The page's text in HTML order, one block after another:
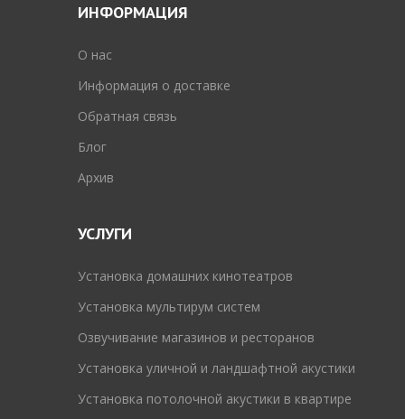
ИНФОРМАЦИЯ
O нас
Информация о доставке
Обратная связь
Блог
Архив
УСЛУГИ
Установка домашних кинотеатров
Установка мультирум систем
Озвучивание магазинов и ресторанов
Установка уличной и ландшафтной акустики
Установка потолочной акустики в квартире